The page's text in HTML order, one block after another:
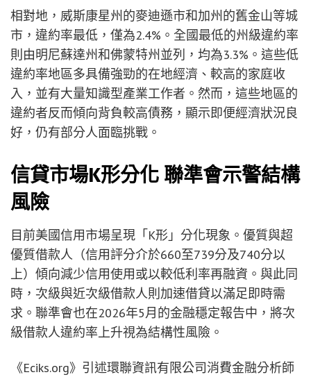
相對地，威斯康星州的麥迪遜市和加州的舊金山等城
市，違約率最低，僅為2.4%。全國最低的州級違約率
則由明尼蘇達州和佛蒙特州並列，均為3.3%。這些低
違約率地區多具備強勁的在地經濟、較高的家庭收
入，並有大量知識型產業工作者。然而，這些地區的
違約者反而傾向背負較高債務，顯示即便經濟狀況良
好，仍有部分人面臨挑戰。
信貸市場K形分化 聯準會示警結構
風險
目前美國信用市場呈現「K形」分化現象。優質與超
優質借款人（信用評分介於660至739分及740分以
上）傾向減少信用使用或以較低利率再融資。與此同
時，次級與近次級借款人則加速借貸以滿足即時需
求。聯準會也在2026年5月的金融穩定報告中，將次
級借款人違約率上升視為結構性風險。
《Eciks.org》引述環聯資訊有限公司消費金融分析師